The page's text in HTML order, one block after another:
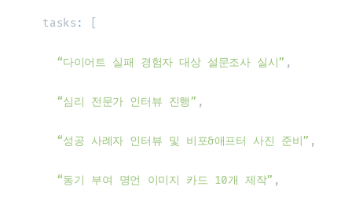
    tasks
:
“다이어트 실패 경험자 대상 설문조사 실시” ,
“심리 전문가 인터뷰 진행” ,
“성공 사례자 인터뷰 및 비포&애프터 사진 준비” ,
“동기 부여 명언 이미지 카드 10개 제작” ,